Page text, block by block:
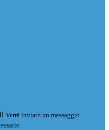
Verrà inviato un messaggio